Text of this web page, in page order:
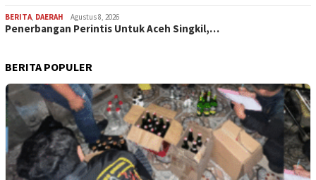
BERITA, DAERAH Agustus 8, 2026
Penerbangan Perintis Untuk Aceh Singkil,…
BERITA POPULER